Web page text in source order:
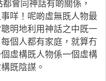
會同神話有啲關係，
咩！呢啲虛無既人物最
明地利用神話之中既一
個人都有家庭，就算冇
虛構既人物係一個虛構
既陰謀。